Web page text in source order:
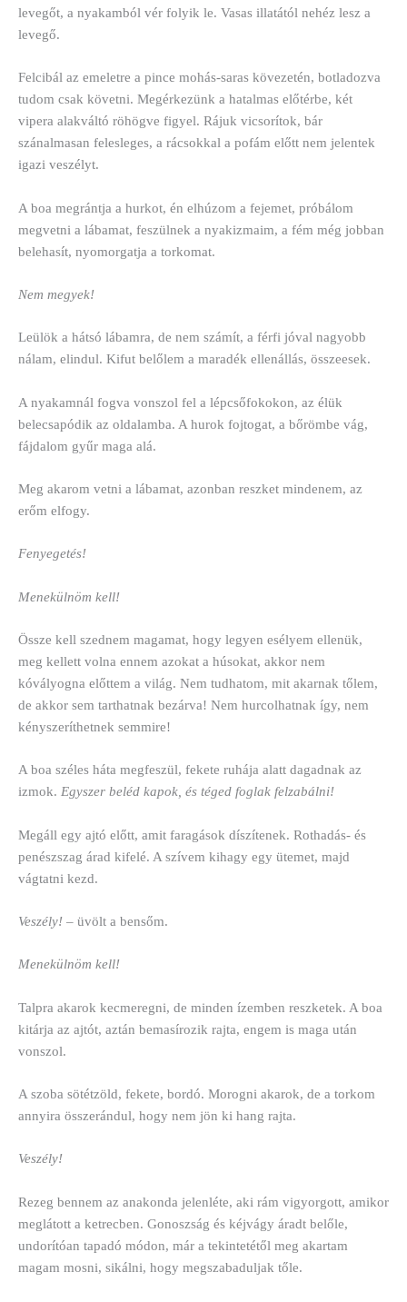
levegőt, a nyakamból vér folyik le. Vasas illatától nehéz lesz a
levegő.
Felcibál az emeletre a pince mohás-saras kövezetén, botladozva
tudom csak követni. Megérkezünk a hatalmas előtérbe, két
vipera alakváltó röhögve figyel. Rájuk vicsorítok, bár
szánalmasan felesleges, a rácsokkal a pofám előtt nem jelentek
igazi veszélyt.
A boa megrántja a hurkot, én elhúzom a fejemet, próbálom
megvetni a lábamat, feszülnek a nyakizmaim, a fém még jobban
belehasít, nyomorgatja a torkomat.
Nem megyek!
Leülök a hátsó lábamra, de nem számít, a férfi jóval nagyobb
nálam, elindul. Kifut belőlem a maradék ellenállás, összeesek.
A nyakamnál fogva vonszol fel a lépcsőfokokon, az élük
belecsapódik az oldalamba. A hurok fojtogat, a bőrömbe vág,
fájdalom gyűr maga alá.
Meg akarom vetni a lábamat, azonban reszket mindenem, az
erőm elfogy.
Fenyegetés!
Menekülnöm kell!
Össze kell szednem magamat, hogy legyen esélyem ellenük,
meg kellett volna ennem azokat a húsokat, akkor nem
kóvályogna előttem a világ. Nem tudhatom, mit akarnak tőlem,
de akkor sem tarthatnak bezárva! Nem hurcolhatnak így, nem
kényszeríthetnek semmire!
A boa széles háta megfeszül, fekete ruhája alatt dagadnak az
izmok. Egyszer beléd kapok, és téged foglak felzabálni!
Megáll egy ajtó előtt, amit faragások díszítenek. Rothadás- és
penészszag árad kifelé. A szívem kihagy egy ütemet, majd
vágtatni kezd.
Veszély! – üvölt a bensőm.
Menekülnöm kell!
Talpra akarok kecmeregni, de minden ízemben reszketek. A boa
kitárja az ajtót, aztán bemasírozik rajta, engem is maga után
vonszol.
A szoba sötétzöld, fekete, bordó. Morogni akarok, de a torkom
annyira összerándul, hogy nem jön ki hang rajta.
Veszély!
Rezeg bennem az anakonda jelenléte, aki rám vigyorgott, amikor
meglátott a ketrecben. Gonoszság és kéjvágy áradt belőle,
undorítóan tapadó módon, már a tekintetétől meg akartam
magam mosni, sikálni, hogy megszabaduljak tőle.